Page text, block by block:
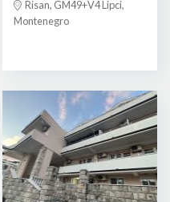
Risan, GM49+V4 Lipci,
Montenegro